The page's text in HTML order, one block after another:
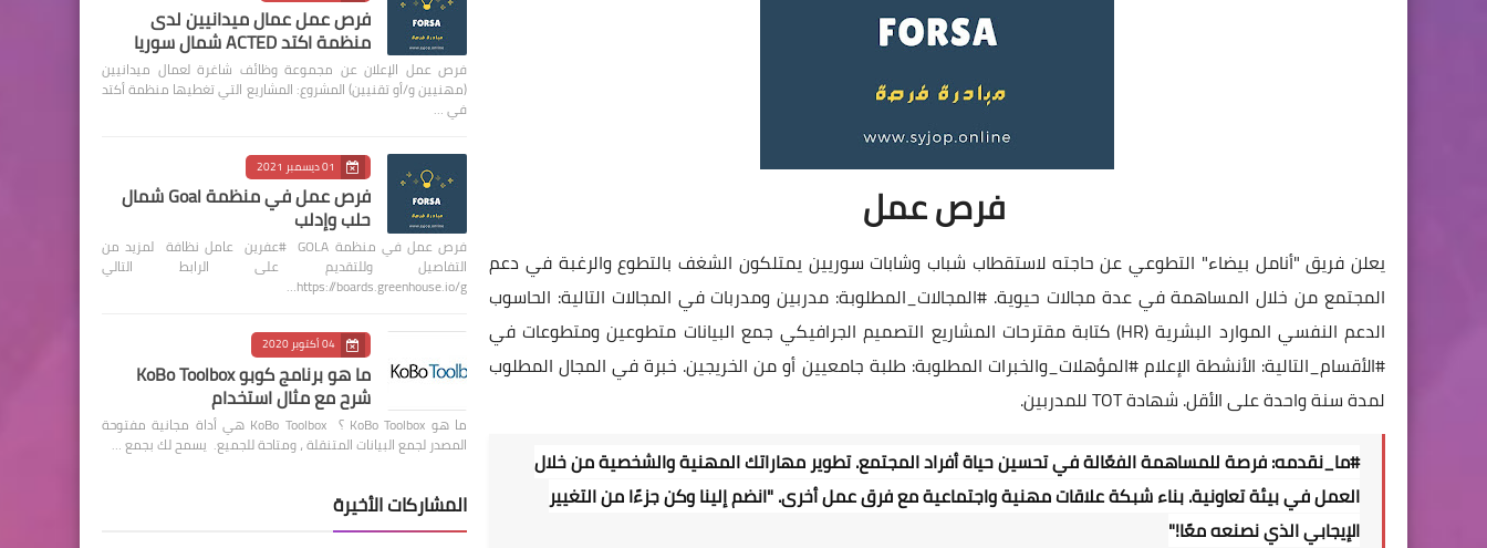
فرص عمل
يعلن فريق "أنامل بيضاء" التطوعي عن حاجته لاستقطاب شباب وشابات سوريين يمتلكون الشغف بالتطوع والرغبة في دعم
المجتمع من خلال المساهمة في عدة مجالات حيوية. #المجالات_المطلوبة: مدربين ومدربات في المجالات التالية: الحاسوب
الدعم النفسي الموارد البشرية (HR) كتابة مقترحات المشاريع التصميم الجرافيكي جمع البيانات متطوعين ومتطوعات في
#الأقسام_التالية: الأنشطة الإعلام#المؤهلات_والخبرات المطلوبة: طلبة جامعيين أو من الخريجين. خبرة في المجال المطلوب
لمدة سنة واحدة على الأقل. شهادة TOT للمدربين.
#ما_نقدمه: فرصة للمساهمة الفعّالة في تحسين حياة أفراد المجتمع. تطوير مهاراتك المهنية والشخصية من خلال
العمل في بيئة تعاونية. بناء شبكة علاقات مهنية واجتماعية مع فرق عمل أخرى. "انضم إلينا وكن جزءًا من التغيير
الإيجابي الذي نصنعه معًا!"
فرص عمل عمال ميدانيين لدى
منظمة اكتد ACTED شمال سوريا
فرص عمل الإعلان عن مجموعة وظائف شاغرة لعمال ميدانيين
(مهنيين و/أو تقنيين) المشروع: المشاريع التي تغطيها منظمة أكتد
في …
01 ديسمبر 2021
فرص عمل في منظمة Goal شمال
حلب وإدلب
فرص عمل في منظمة GOLA #عفرين عامل نظافة لمزيد من
التفاصيل وللتقديم على الرابط التالي
https://boards.greenhouse.io/g…
04 أكتوبر 2020
ما هو برنامج كوبو KoBo Toolbox
شرح مع مثال استخدام
ما هو KoBo Toolbox ؟ KoBo Toolbox هي أداة مجانية مفتوحة
المصدر لجمع البيانات المتنقلة ، ومتاحة للجميع. يسمح لك بجمع …
المشاركات الأخيرة